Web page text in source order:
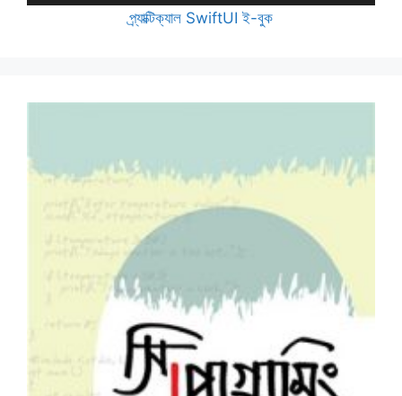
প্র্যাক্টিক্যাল SwiftUI ই-বুক